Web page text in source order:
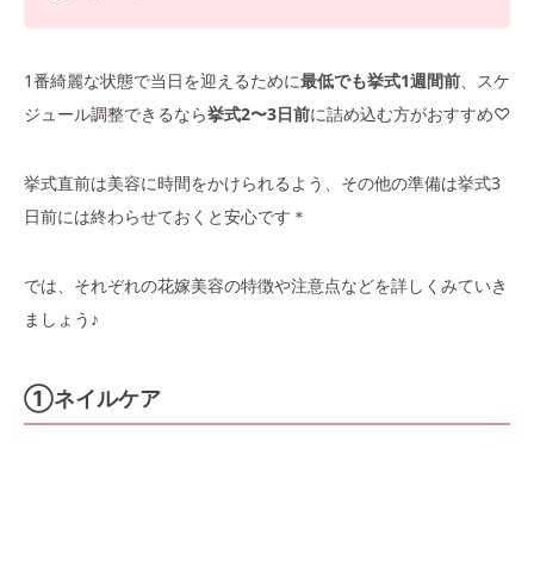
1番綺麗な状態で当日を迎えるために最低でも挙式1週間前、スケ
ジュール調整できるなら挙式2〜3日前に詰め込む方がおすすめ♡
挙式直前は美容に時間をかけられるよう、その他の準備は挙式3
日前には終わらせておくと安心です＊
では、それぞれの花嫁美容の特徴や注意点などを詳しくみていき
ましょう♪
①ネイルケア